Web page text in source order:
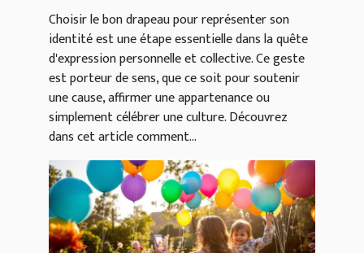
Choisir le bon drapeau pour représenter son
identité est une étape essentielle dans la quête
d'expression personnelle et collective. Ce geste
est porteur de sens, que ce soit pour soutenir
une cause, affirmer une appartenance ou
simplement célébrer une culture. Découvrez
dans cet article comment...